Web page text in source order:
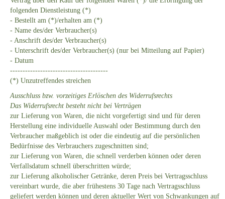
folgenden Dienstleistung (*)
- Bestellt am (*)/erhalten am (*)
- Name des/der Verbraucher(s)
- Anschrift des/der Verbraucher(s)
- Unterschrift des/der Verbraucher(s) (nur bei Mitteilung auf Papier)
- Datum
---------------------------------------
(*) Unzutreffendes streichen
Ausschluss bzw. vorzeitiges Erlöschen des Widerrufsrechts
Das Widerrufsrecht besteht nicht bei Verträgen
zur Lieferung von Waren, die nicht vorgefertigt sind und für deren
Herstellung eine individuelle Auswahl oder Bestimmung durch den
Verbraucher maßgeblich ist oder die eindeutig auf die persönlichen
Bedürfnisse des Verbrauchers zugeschnitten sind;
zur Lieferung von Waren, die schnell verderben können oder deren
Verfallsdatum schnell überschritten würde;
zur Lieferung alkoholischer Getränke, deren Preis bei Vertragsschluss
vereinbart wurde, die aber frühestens 30 Tage nach Vertragsschluss
geliefert werden können und deren aktueller Wert von Schwankungen auf